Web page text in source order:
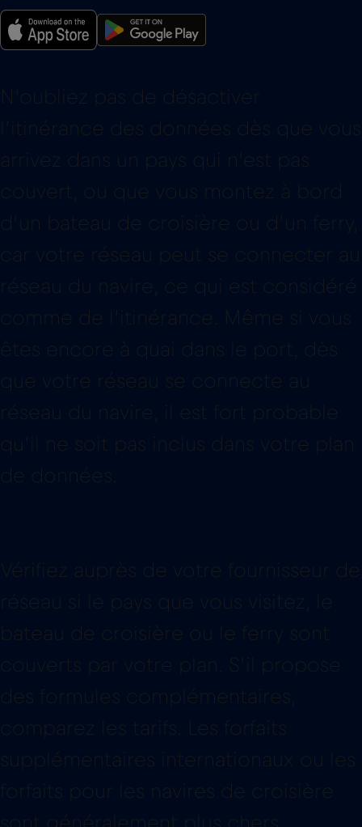
N’oubliez pas de désactiver
l’itinérance des données dès que vous
arrivez dans un pays qui n’est pas
couvert, ou que vous montez à bord
d’un bateau de croisière ou d’un ferry,
car votre réseau peut se connecter au
réseau du navire, ce qui est considéré
comme de l’itinérance. Même si vous
êtes encore à quai dans le port, dès
que votre réseau se connecte au
réseau du navire, il est fort probable
qu’il ne soit pas inclus dans votre plan
de données.
Vérifiez auprès de votre fournisseur de
réseau si le pays que vous visitez, le
bateau de croisière ou le ferry sont
couverts par votre plan. S’il propose
des formules complémentaires,
comparez les tarifs. Les forfaits
supplémentaires internationaux ou les
forfaits pour les navires de croisière